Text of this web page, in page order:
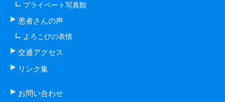
プライベート写真館
患者さんの声
よろこびの表情
交通アクセス
リンク集
お問い合わせ